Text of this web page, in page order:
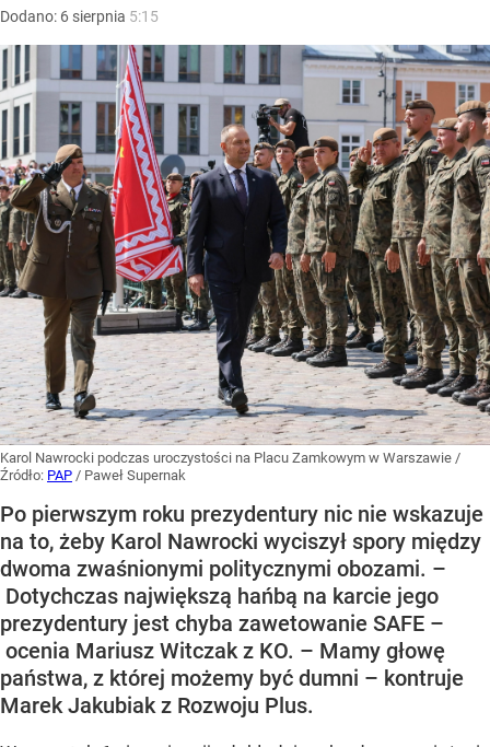
Dodano: 6 sierpnia 5:15
Karol Nawrocki podczas uroczystości na Placu Zamkowym w Warszawie /
Źródło: PAP / Paweł Supernak
Po pierwszym roku prezydentury nic nie wskazuje
na to, żeby Karol Nawrocki wyciszył spory między
dwoma zwaśnionymi politycznymi obozami. –
Dotychczas największą hańbą na karcie jego
prezydentury jest chyba zawetowanie SAFE –
ocenia Mariusz Witczak z KO. – Mamy głowę
państwa, z której możemy być dumni – kontruje
Marek Jakubiak z Rozwoju Plus.